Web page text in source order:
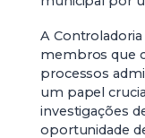
A
membros que
processos
um papel
investigações
oportunidade